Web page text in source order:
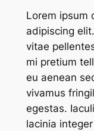
Lorem ipsum
adipiscing
vitae
mi pretium
eu aenean
vivamus
egestas.
lacinia